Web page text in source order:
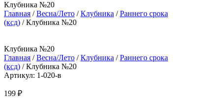
Клубника №20
Главная /Весна/Лето /Клубника /Раннего срока
(ксд) / Клубника №20
Клубника №20
Главная /Весна/Лето /Клубника /Раннего срока
(ксд) / Клубника №20
Артикул: 1-020-в
199 ₽